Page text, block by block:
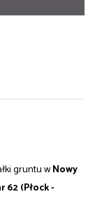
gruntu wNowy
62 (Płock -